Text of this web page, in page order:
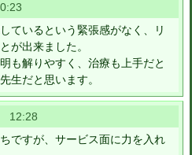
ているという緊張感がなく、リ
が出来ました。
も解りやすく、治療も上手だと
生だと思います。
12:28
ですが、サービス面に力を入れ